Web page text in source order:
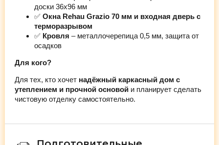
доски 36х96 мм
✅ Окна Rehau Grazio 70 мм и входная дверь с
терморазрывом
✅ Кровля – металлочерепица 0,5 мм, защита от
осадков
Для кого?
Для тех, кто хочет надёжный каркасный дом с
утеплением и прочной основой и планирует сделать
чистовую отделку самостоятельно.